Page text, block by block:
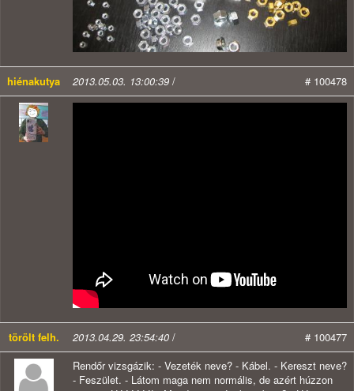
hiénakutya 2013.05.03. 13:00:39 / # 100478
törölt felh. 2013.04.29. 23:54:40 /
# 100477
Rendőr vizsgázik: - Vezeték neve? - Kábel. - Kereszt neve?
- Feszület. - Látom maga nem normális, de azért húzzon